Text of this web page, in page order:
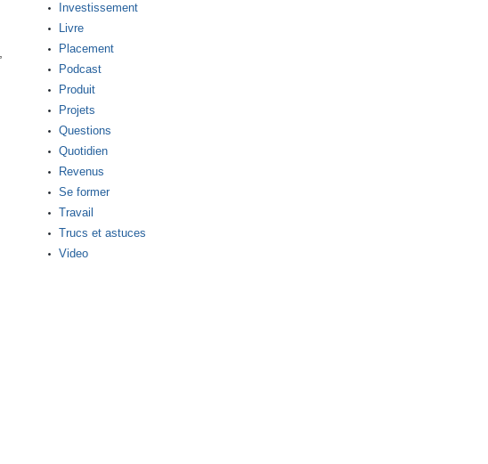
Investissement
Livre
Placement
Podcast
Produit
Projets
Questions
Quotidien
Revenus
Se former
Travail
Trucs et astuces
Video